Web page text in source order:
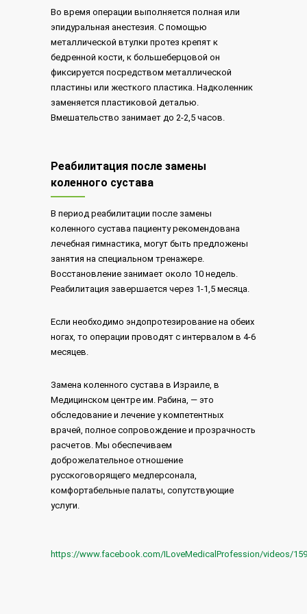
Во время операции выполняется полная или
эпидуральная анестезия. С помощью
металлической втулки протез крепят к
бедренной кости, к большеберцовой он
фиксируется посредством металлической
пластины или жесткого пластика. Надколенник
заменяется пластиковой деталью.
Вмешательство занимает до 2-2,5 часов.
Реабилитация после замены
коленного сустава
В период реабилитации после замены
коленного сустава пациенту рекомендована
лечебная гимнастика, могут быть предложены
занятия на специальном тренажере.
Восстановление занимает около 10 недель.
Реабилитация завершается через 1-1,5 месяца.
Если необходимо эндопротезирование на обеих
ногах, то операции проводят с интервалом в 4-6
месяцев.
Замена коленного сустава в Израиле, в
Медицинском центре им. Рабина, — это
обследование и лечение у компетентных
врачей, полное сопровождение и прозрачность
расчетов. Мы обеспечиваем
доброжелательное отношение
русскоговорящего медперсонала,
комфортабельные палаты, сопутствующие
услуги.
https://www.facebook.com/ILoveMedicalProfession/videos/